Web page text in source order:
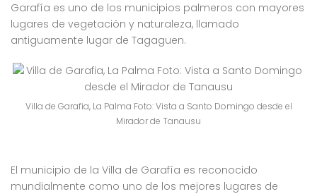
Garafía es uno de los municipios palmeros con mayores
lugares de vegetación y naturaleza, llamado
antiguamente lugar de Tagaguen.
Villa de Garafia, La Palma Foto: Vista a Santo Domingo desde el
Mirador de Tanausu
El municipio de la Villa de Garafía es reconocido
mundialmente como uno de los mejores lugares de